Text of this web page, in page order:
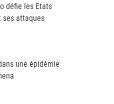
défie les Etats
ses attaques
une épidémie